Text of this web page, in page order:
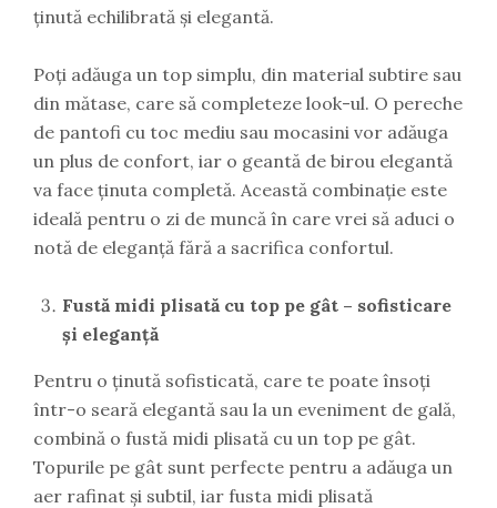
ținută echilibrată și elegantă.
Poți adăuga un top simplu, din material subtire sau
din mătase, care să completeze look-ul. O pereche
de pantofi cu toc mediu sau mocasini vor adăuga
un plus de confort, iar o geantă de birou elegantă
va face ținuta completă. Această combinație este
ideală pentru o zi de muncă în care vrei să aduci o
notă de eleganță fără a sacrifica confortul.
Fustă midi plisată cu top pe gât – sofisticare
și eleganță
Pentru o ținută sofisticată, care te poate însoți
într-o seară elegantă sau la un eveniment de gală,
combină o fustă midi plisată cu un top pe gât.
Topurile pe gât sunt perfecte pentru a adăuga un
aer rafinat și subtil, iar fusta midi plisată